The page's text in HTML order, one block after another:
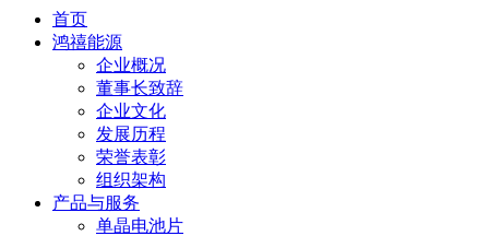
首页
鸿禧能源
企业概况
董事长致辞
企业文化
发展历程
荣誉表彰
组织架构
产品与服务
单晶电池片